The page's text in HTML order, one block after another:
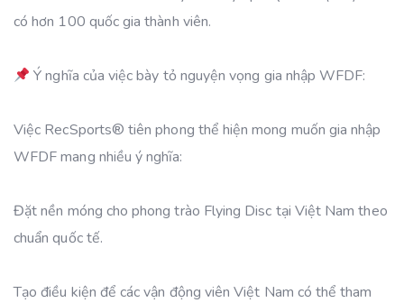
có hơn 100 quốc gia thành viên.
Ý nghĩa của việc bày tỏ nguyện vọng gia nhập WFDF:
Việc RecSports®️ tiên phong thể hiện mong muốn gia nhập
WFDF mang nhiều ý nghĩa:
Đặt nền móng cho phong trào Flying Disc tại Việt Nam theo
chuẩn quốc tế.
Tạo điều kiện để các vận động viên Việt Nam có thể tham